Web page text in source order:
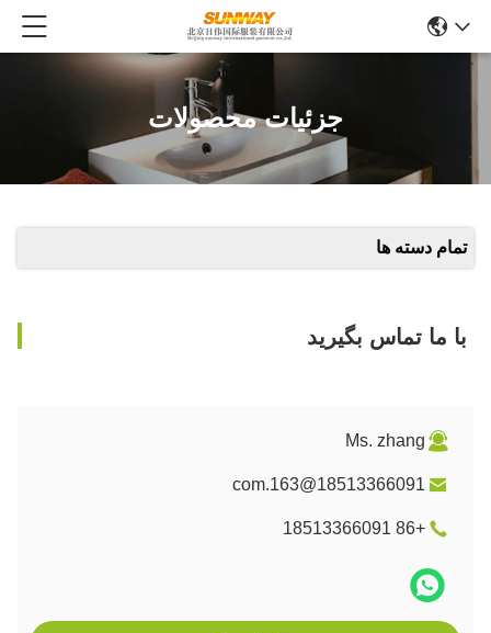
جزئیات محصولات
تمام دسته ها
با ما تماس بگیرید
Ms. zhang
18513366091@163.com
+86 18513366091